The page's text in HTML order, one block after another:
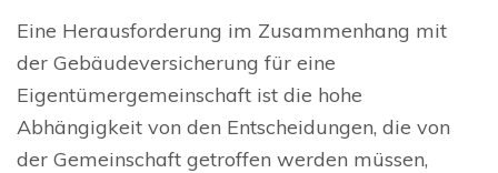
Eine Herausforderung im Zusammenhang mit
der Gebäudeversicherung für eine
Eigentümergemeinschaft ist die hohe
Abhängigkeit von den Entscheidungen, die von
der Gemeinschaft getroffen werden müssen,